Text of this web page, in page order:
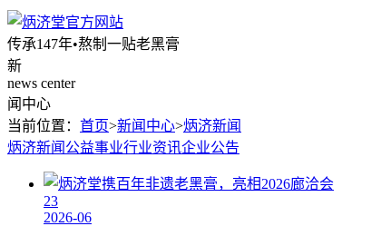
传承147年•熬制一贴老黑膏
新
news center
闻中心
当前位置： 首页>新闻中心>炳济新闻
炳济新闻 公益事业行业资讯企业公告
23
2026-06